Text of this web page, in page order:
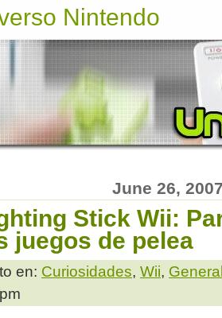
Nintendo
June 26,
Stick Wii:
juegos de pelea
en: Curiosidades, Wii,